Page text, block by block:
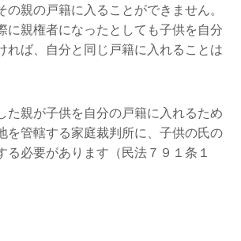
の親の戸籍に入ることができません。
に親権者になったとしても子供を自分
れば、自分と同じ戸籍に入れることは
た親が子供を自分の戸籍に入れるため
を管轄する家庭裁判所に、子供の氏の
る必要があります（民法７９１条１